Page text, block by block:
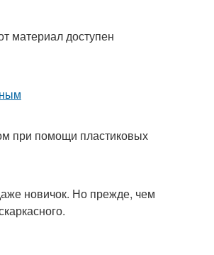
материал доступен
при помощи пластиковых
новичок. Но прежде, чем